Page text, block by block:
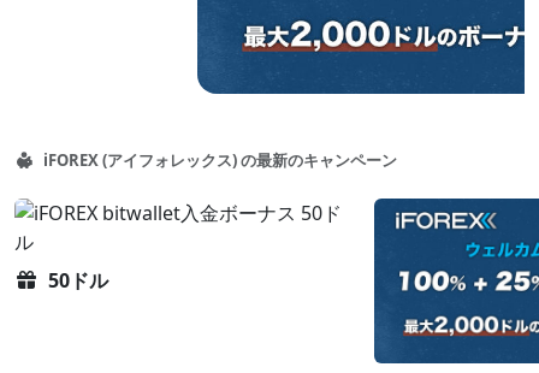
ー
ン
ツ
iFOREX (アイフォレックス)の最新のキャンペーン
50ドル